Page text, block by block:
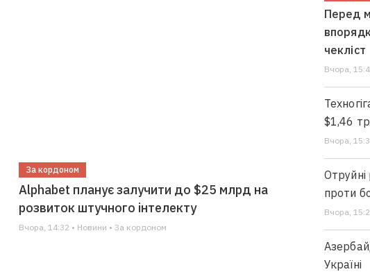
За кордоном
Alphabet планує залучити до $25 млрд на
розвиток штучного інтелекту
Вчора, 14:32 • Новини • За кордоном
Перед
чекліст
Вчора,
$1,46
Вчора,
проти
Вчора,
Україні